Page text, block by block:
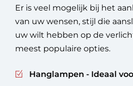
Er is veel mogelijk bij het
van uw wensen, stijl die
uw wilt hebben op de
meest populaire opties.
Hanglampen - Ideaal